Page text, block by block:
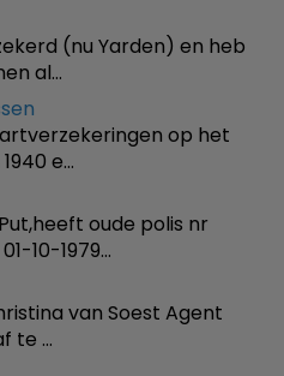
(nu Yarden) en heb
al…
op het
e…
oude polis nr
10-1979…
van Soest Agent
te …